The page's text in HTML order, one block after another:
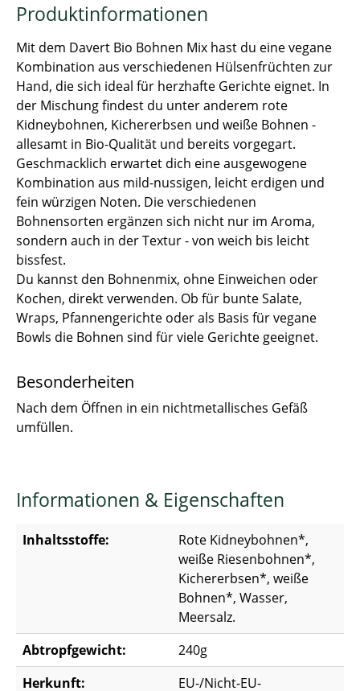
Produktinformationen
Mit dem Davert Bio Bohnen Mix hast du eine vegane
Kombination aus verschiedenen Hülsenfrüchten zur
Hand, die sich ideal für herzhafte Gerichte eignet. In
der Mischung findest du unter anderem rote
Kidneybohnen, Kichererbsen und weiße Bohnen -
allesamt in Bio-Qualität und bereits vorgegart.
Geschmacklich erwartet dich eine ausgewogene
Kombination aus mild-nussigen, leicht erdigen und
fein würzigen Noten. Die verschiedenen
Bohnensorten ergänzen sich nicht nur im Aroma,
sondern auch in der Textur - von weich bis leicht
bissfest.
Du kannst den Bohnenmix, ohne Einweichen oder
Kochen, direkt verwenden. Ob für bunte Salate,
Wraps, Pfannengerichte oder als Basis für vegane
Bowls die Bohnen sind für viele Gerichte geeignet.
Besonderheiten
Nach dem Öffnen in ein nichtmetallisches Gefäß
umfüllen.
Informationen & Eigenschaften
Inhaltsstoffe:
Rote Kidneybohnen*,
weiße Riesenbohnen*,
Kichererbsen*, weiße
Bohnen*, Wasser,
Meersalz.
Abtropfgewicht:
240g
Herkunft:
EU-/Nicht-EU-